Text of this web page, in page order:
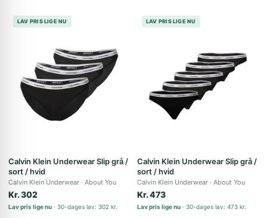
LAV PRIS LIGE NU
Calvin Klein Underwear Slip grå /
sort / hvid
Calvin Klein Underwear About You
Kr. 302
Lav pris lige nu 30-dages lav: 302 kr.
LAV PRIS LIGE NU
Calvin Klein Underwear Slip grå /
sort / hvid
Calvin Klein Underwear About You
Kr. 473
Lav pris lige nu 30-dages lav: 473 kr.